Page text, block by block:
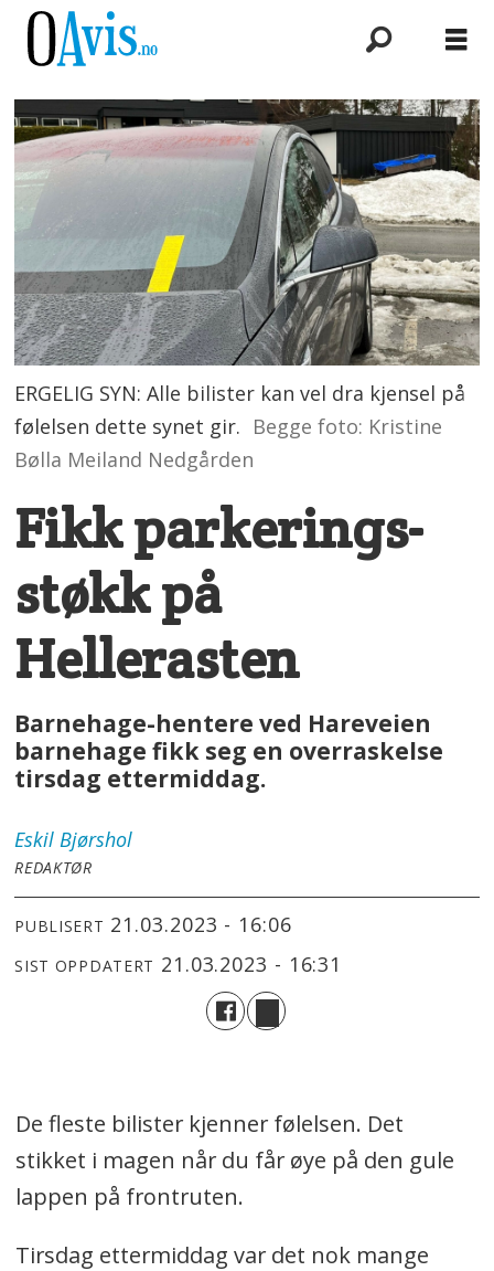
ERGELIG SYN: Alle bilister kan vel dra kjensel på
følelsen dette synet gir. Begge foto: Kristine
Bølla Meiland Nedgården
Fikk parkerings-
støkk på
Hellerasten
Barnehage-hentere ved Hareveien
barnehage fikk seg en overraskelse
tirsdag ettermiddag.
Eskil Bjørshol
REDAKTØR
PUBLISERT 21.03.2023 - 16:06
SIST OPPDATERT 21.03.2023 - 16:31
De fleste bilister kjenner følelsen. Det
stikket i magen når du får øye på den gule
lappen på frontruten.
Tirsdag ettermiddag var det nok mange